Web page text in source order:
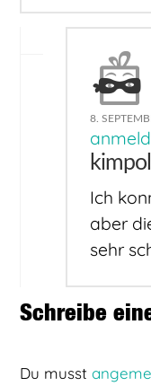
8.
Ich
aber
sehr
Schreibe
Du musst